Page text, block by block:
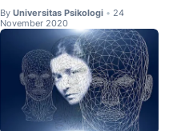
By Universitas Psikologi • 24
November 2020